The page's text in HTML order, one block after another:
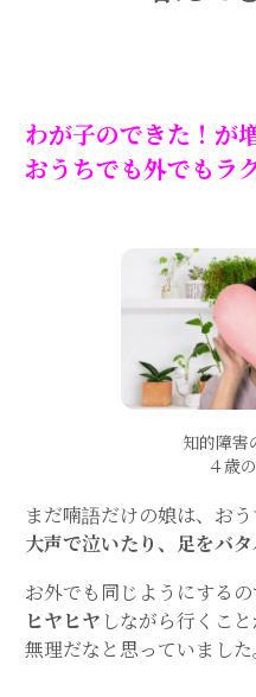
わが子のできた！が
おうちでも外でもラ
知的障害
４歳
まだ喃語だけの娘は、おう
大声で泣いたり、足をバタ
お外でも同じようにするの
ヒヤヒヤ しながら行くこ
無理だなと思っていました